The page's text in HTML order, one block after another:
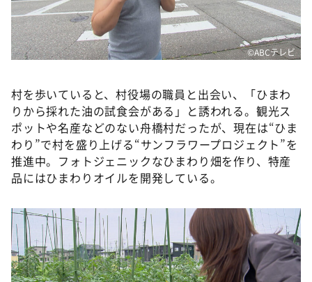
©ABCテレビ
村を歩いていると、村役場の職員と出会い、「ひまわ
りから採れた油の試食会がある」と誘われる。観光ス
ポットや名産などのない舟橋村だったが、現在は“ひま
わり”で村を盛り上げる“サンフラワープロジェクト”を
推進中。フォトジェニックなひまわり畑を作り、特産
品にはひまわりオイルを開発している。